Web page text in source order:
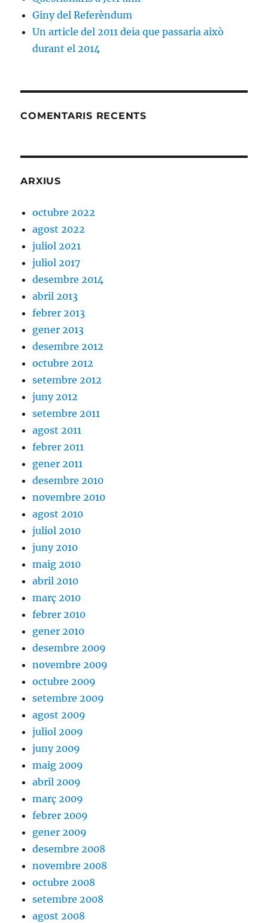
Giny del Referèndum
Un article del 2011 deia que passaria això
durant el 2014
COMENTARIS RECENTS
ARXIUS
octubre 2022
agost 2022
juliol 2021
juliol 2017
desembre 2014
abril 2013
febrer 2013
gener 2013
desembre 2012
octubre 2012
setembre 2012
juny 2012
setembre 2011
agost 2011
febrer 2011
gener 2011
desembre 2010
novembre 2010
agost 2010
juliol 2010
juny 2010
maig 2010
abril 2010
març 2010
febrer 2010
gener 2010
desembre 2009
novembre 2009
octubre 2009
setembre 2009
agost 2009
juliol 2009
juny 2009
maig 2009
abril 2009
març 2009
febrer 2009
gener 2009
desembre 2008
novembre 2008
octubre 2008
setembre 2008
agost 2008